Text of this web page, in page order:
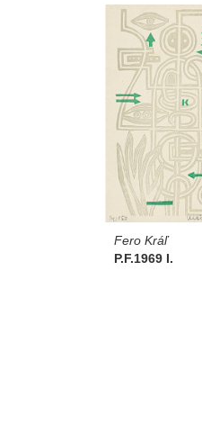
Fero Kráľ
P.F.1969 I.